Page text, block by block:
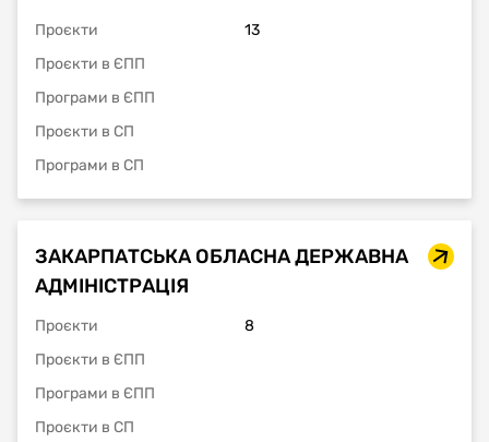
Проєкти
13
Проєкти в ЄПП
Програми в ЄПП
Проєкти в СП
Програми в СП
ЗАКАРПАТСЬКА ОБЛАСНА ДЕРЖАВНА
АДМІНІСТРАЦІЯ
Проєкти
8
Проєкти в ЄПП
Програми в ЄПП
Проєкти в СП